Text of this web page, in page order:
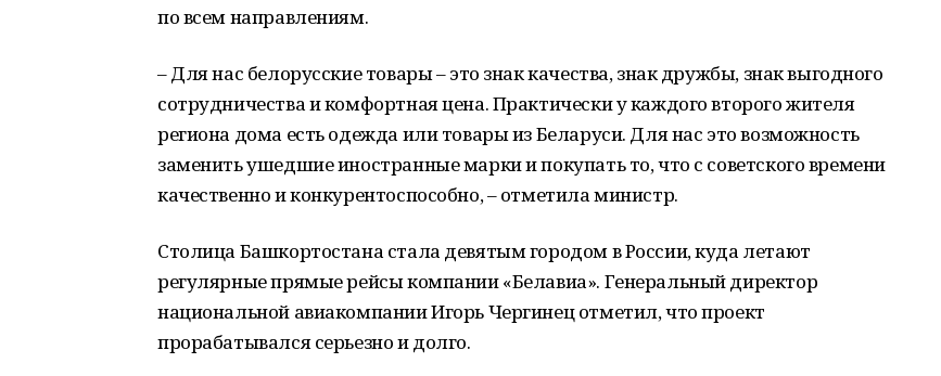
по всем направлениям.
– Для нас белорусские товары – это знак качества, знак дружбы, знак выгодного
сотрудничества и комфортная цена. Практически у каждого второго жителя
региона дома есть одежда или товары из Беларуси. Для нас это возможность
заменить ушедшие иностранные марки и покупать то, что с советского времени
качественно и конкурентоспособно, – отметила министр.
Столица Башкортостана стала девятым городом в России, куда летают
регулярные прямые рейсы компании «Белавиа». Генеральный директор
национальной авиакомпании Игорь Чергинец отметил, что проект
прорабатывался серьезно и долго.